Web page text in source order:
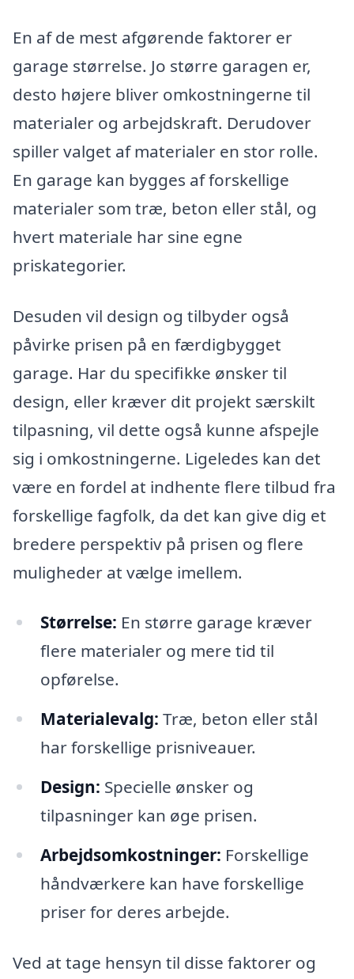
En af de mest afgørende faktorer er
garage størrelse. Jo større garagen er,
desto højere bliver omkostningerne til
materialer og arbejdskraft. Derudover
spiller valget af materialer en stor rolle.
En garage kan bygges af forskellige
materialer som træ, beton eller stål, og
hvert materiale har sine egne
priskategorier.
Desuden vil design og tilbyder også
påvirke prisen på en færdigbygget
garage. Har du specifikke ønsker til
design, eller kræver dit projekt særskilt
tilpasning, vil dette også kunne afspejle
sig i omkostningerne. Ligeledes kan det
være en fordel at indhente flere tilbud fra
forskellige fagfolk, da det kan give dig et
bredere perspektiv på prisen og flere
muligheder at vælge imellem.
Størrelse: En større garage kræver
flere materialer og mere tid til
opførelse.
Materialevalg: Træ, beton eller stål
har forskellige prisniveauer.
Design: Specielle ønsker og
tilpasninger kan øge prisen.
Arbejdsomkostninger: Forskellige
håndværkere kan have forskellige
priser for deres arbejde.
Ved at tage hensyn til disse faktorer og